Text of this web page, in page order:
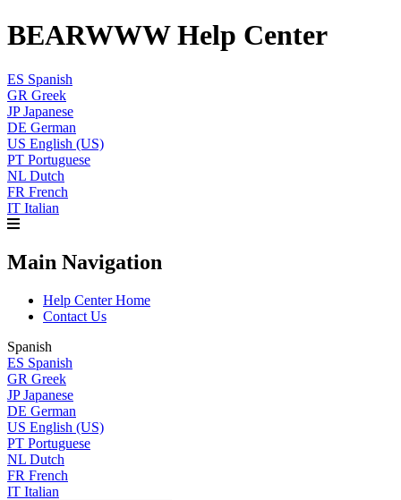
BEARWWW Help Center
ES Spanish
GR Greek
JP Japanese
DE German
US English (US)
PT Portuguese
NL Dutch
FR French
IT Italian
Main Navigation
Help Center Home
Contact Us
Spanish
ES Spanish
GR Greek
JP Japanese
DE German
US English (US)
PT Portuguese
NL Dutch
FR French
IT Italian